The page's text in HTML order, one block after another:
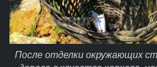
После отделки окружающих